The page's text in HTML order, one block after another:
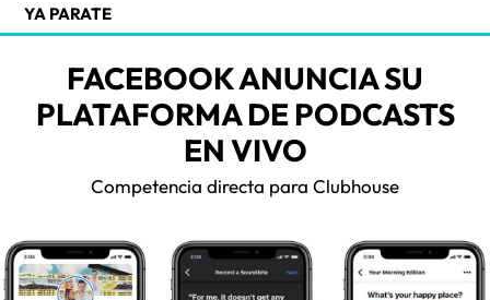
YA PARATE
FACEBOOK ANUNCIA SU
PLATAFORMA DE PODCASTS
EN VIVO
Competencia directa para Clubhouse